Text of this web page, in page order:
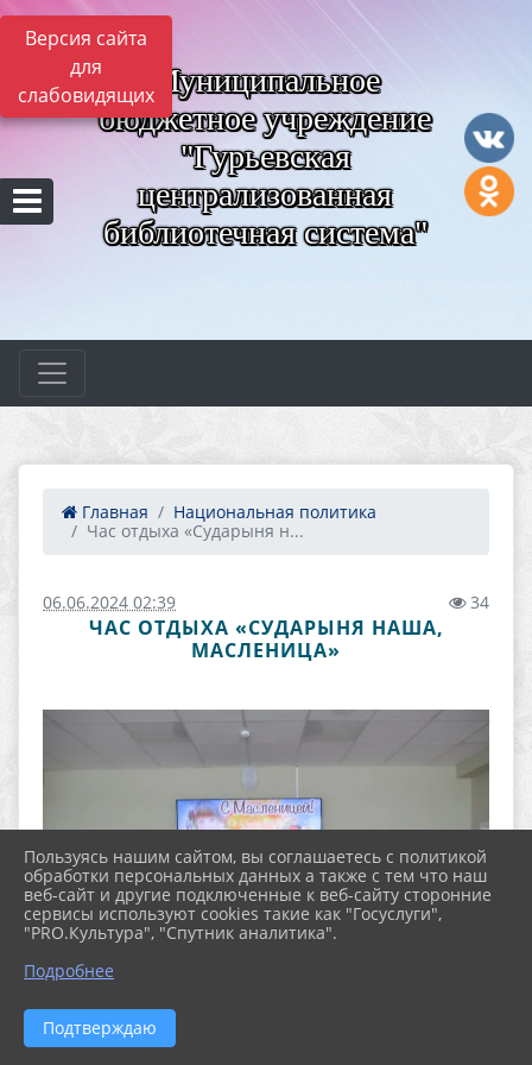
Версия сайта
для
слабовидящих Муниципальное
бюджетное учреждение
"Гурьевская
централизованная
библиотечная система"
Главная
Национальная политика
Час отдыха «Сударыня н...
06.06.2024 02:39 34
ЧАС ОТДЫХА «СУДАРЫНЯ НАША,
МАСЛЕНИЦА»
Пользуясь нашим сайтом, вы соглашаетесь с политикой
обработки персональных данных а также с тем что наш
веб-сайт и другие подключенные к веб-сайту сторонние
сервисы используют cookies такие как "Госуслуги",
"PRO.Культура", "Спутник аналитика".
Подробнее
Подтверждаю